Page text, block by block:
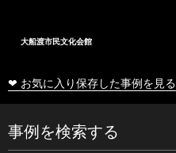
大船渡市民文化会館
❤ お気に入り保存した事例を見る
事例を検索する